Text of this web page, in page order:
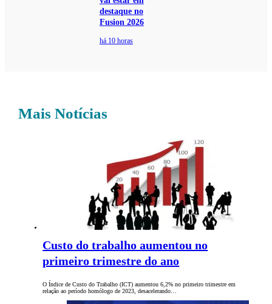
destaque no
Fusion 2026
há 10 horas
Mais Notícias
Custo do trabalho aumentou no
primeiro trimestre do ano
O Índice de Custo do Trabalho (ICT) aumentou 6,2% no primeiro trimestre em
relação ao período homólogo de 2023, desacelerando…